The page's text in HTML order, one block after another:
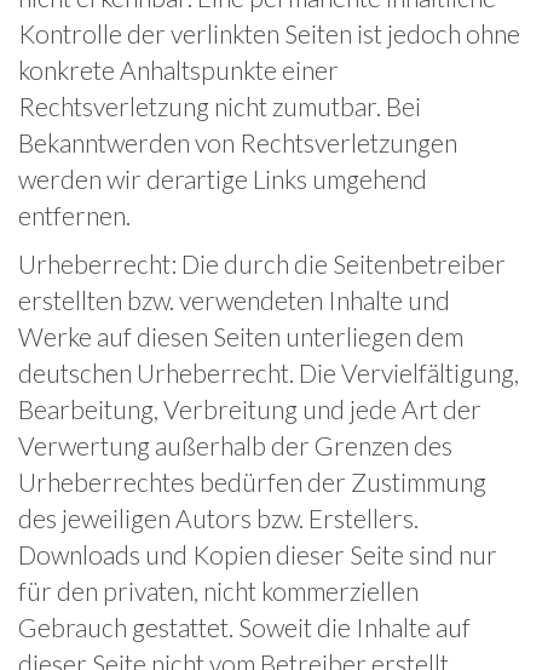
Kontrolle der verlinkten Seiten ist jedoch ohne
konkrete Anhaltspunkte einer
Rechtsverletzung nicht zumutbar. Bei
Bekanntwerden von Rechtsverletzungen
werden wir derartige Links umgehend
entfernen.
Urheberrecht: Die durch die Seitenbetreiber
erstellten bzw. verwendeten Inhalte und
Werke auf diesen Seiten unterliegen dem
deutschen Urheberrecht. Die Vervielfältigung,
Bearbeitung, Verbreitung und jede Art der
Verwertung außerhalb der Grenzen des
Urheberrechtes bedürfen der Zustimmung
des jeweiligen Autors bzw. Erstellers.
Downloads und Kopien dieser Seite sind nur
für den privaten, nicht kommerziellen
Gebrauch gestattet. Soweit die Inhalte auf
dieser Seite nicht vom Betreiber erstellt